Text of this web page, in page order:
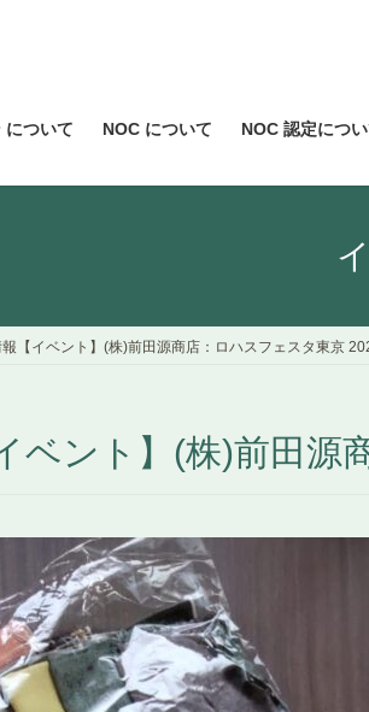
について NOC について NOC 認定につ
【イベント】(株)前田源商店：ロハスフェスタ東京
ベント】(株)前田源